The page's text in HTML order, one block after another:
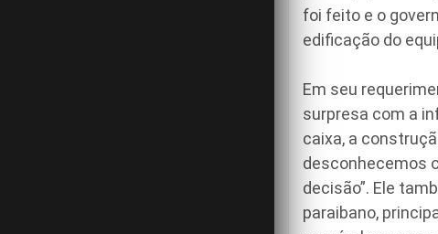
foi feito e o
edificação do
Em seu
surpresa com a
caixa, a
desconhecemos
decisão”. Ele
paraibano,